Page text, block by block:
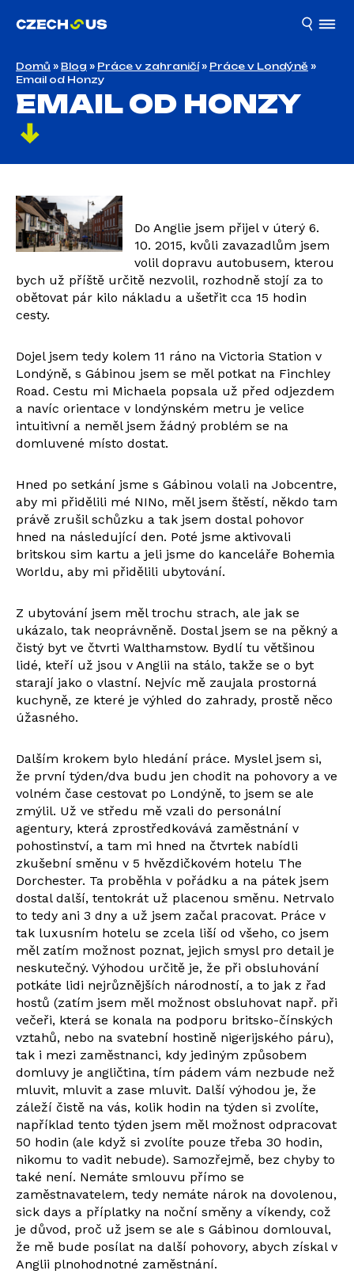
Domů » Blog » Práce v zahraničí» Práce v Londýně »
Email od Honzy
EMAIL OD HONZY
Do Anglie jsem přijel v úterý 6.
10. 2015, kvůli zavazadlům jsem
volil dopravu autobusem, kterou
bych už příště určitě nezvolil, rozhodně stojí za to
obětovat pár kilo nákladu a ušetřit cca 15 hodin
cesty.
Dojel jsem tedy kolem 11 ráno na Victoria Station v
Londýně, s Gábinou jsem se měl potkat na Finchley
Road. Cestu mi Michaela popsala už před odjezdem
a navíc orientace v londýnském metru je velice
intuitivní a neměl jsem žádný problém se na
domluvené místo dostat.
Hned po setkání jsme s Gábinou volali na Jobcentre,
aby mi přidělili mé NINo, měl jsem štěstí, někdo tam
právě zrušil schůzku a tak jsem dostal pohovor
hned na následující den. Poté jsme aktivovali
britskou sim kartu a jeli jsme do kanceláře Bohemia
Worldu, aby mi přidělili ubytování.
Z ubytování jsem měl trochu strach, ale jak se
ukázalo, tak neoprávněně. Dostal jsem se na pěkný a
čistý byt ve čtvrti Walthamstow. Bydlí tu většinou
lidé, kteří už jsou v Anglii na stálo, takže se o byt
starají jako o vlastní. Nejvíc mě zaujala prostorná
kuchyně, ze které je výhled do zahrady, prostě něco
úžasného.
Dalším krokem bylo hledání práce. Myslel jsem si,
že první týden/dva budu jen chodit na pohovory a ve
volném čase cestovat po Londýně, to jsem se ale
zmýlil. Už ve středu mě vzali do personální
agentury, která zprostředkovává zaměstnání v
pohostinství, a tam mi hned na čtvrtek nabídli
zkušební směnu v 5 hvězdičkovém hotelu The
Dorchester. Ta proběhla v pořádku a na pátek jsem
dostal další, tentokrát už placenou směnu. Netrvalo
to tedy ani 3 dny a už jsem začal pracovat. Práce v
tak luxusním hotelu se zcela liší od všeho, co jsem
měl zatím možnost poznat, jejich smysl pro detail je
neskutečný. Výhodou určitě je, že při obsluhování
potkáte lidi nejrůznějších národností, a to jak z řad
hostů (zatím jsem měl možnost obsluhovat např. při
večeři, která se konala na podporu britsko-čínských
vztahů, nebo na svatební hostině nigerijského páru),
tak i mezi zaměstnanci, kdy jediným způsobem
domluvy je angličtina, tím pádem vám nezbude než
mluvit, mluvit a zase mluvit. Další výhodou je, že
záleží čistě na vás, kolik hodin na týden si zvolíte,
například tento týden jsem měl možnost odpracovat
50 hodin (ale když si zvolíte pouze třeba 30 hodin,
nikomu to vadit nebude). Samozřejmě, bez chyby to
také není. Nemáte smlouvu přímo se
zaměstnavatelem, tedy nemáte nárok na dovolenou,
sick days a příplatky na noční směny a víkendy, což
je důvod, proč už jsem se ale s Gábinou domlouval,
že mě bude posílat na další pohovory, abych získal v
Anglii plnohodnotné zaměstnání.